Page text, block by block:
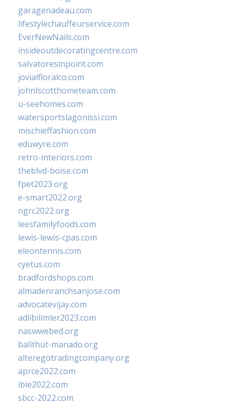
garagenadeau.com
lifestylechauffeurservice.com
EverNewNails.com
insideoutdecoratingcentre.com
salvatoresinpoint.com
jovialfloralco.com
johnlscotthometeam.com
u-seehomes.com
watersportslagonissi.com
mischieffashion.com
eduwyre.com
retro-interiors.com
theblvd-boise.com
fpet2023.org
e-smart2022.org
ngrc2022.org
leesfamilyfoods.com
lewis-lewis-cpas.com
eleontennis.com
cyetus.com
bradfordshops.com
almadenranchsanjose.com
advocatevijay.com
adlibilimler2023.com
naswwebed.org
balithut-manado.org
alteregotradingcompany.org
aprce2022.com
ibie2022.com
sbcc-2022.com